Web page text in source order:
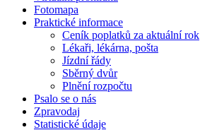
Fotomapa
Praktické informace
Ceník poplatků za aktuální rok
Lékaři, lékárna, pošta
Jízdní řády
Sběrný dvůr
Plnění rozpočtu
Psalo se o nás
Zpravodaj
Statistické údaje